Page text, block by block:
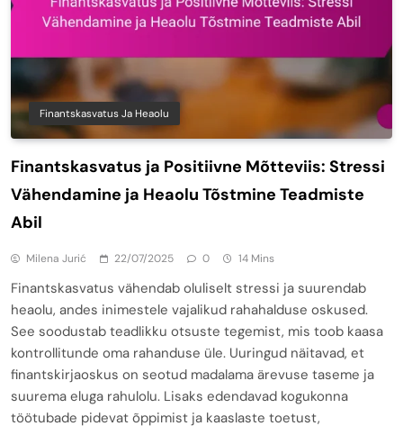
Finantskasvatus Ja Heaolu
Finantskasvatus ja Positiivne Mõtteviis: Stressi
Vähendamine ja Heaolu Tõstmine Teadmiste
Abil
Milena Jurić 22/07/2025 0 14 Mins
Finantskasvatus vähendab oluliselt stressi ja suurendab
heaolu, andes inimestele vajalikud rahahalduse oskused.
See soodustab teadlikku otsuste tegemist, mis toob kaasa
kontrollitunde oma rahanduse üle. Uuringud näitavad, et
finantskirjaoskus on seotud madalama ärevuse taseme ja
suurema eluga rahulolu. Lisaks edendavad kogukonna
töötubade pidevat õppimist ja kaaslaste toetust,